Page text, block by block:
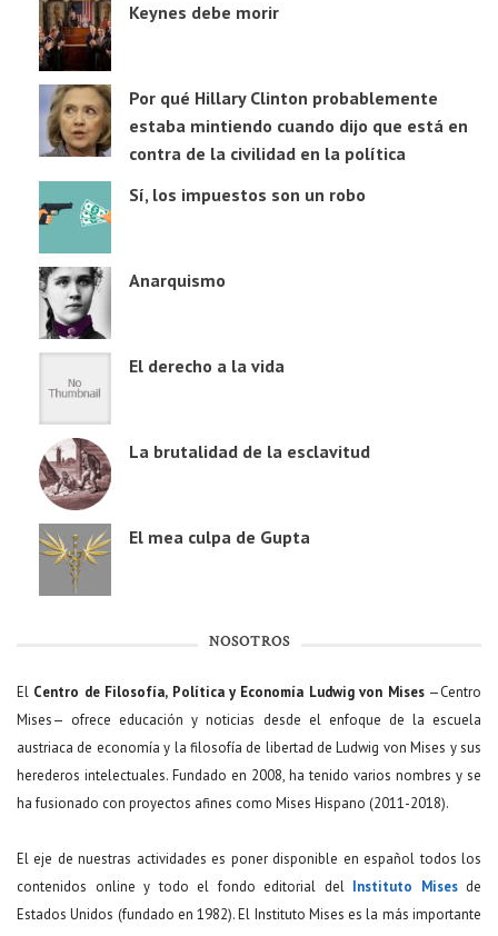
Keynes debe morir
Por qué Hillary Clinton probablemente
estaba mintiendo cuando dijo que está en
contra de la civilidad en la política
Sí, los impuestos son un robo
Anarquismo
El derecho a la vida
La brutalidad de la esclavitud
El mea culpa de Gupta
NOSOTROS
El Centro de Filosofía, Política y Economía Ludwig von Mises—Centro
Mises— ofrece educación y noticias desde el enfoque de la escuela
austriaca de economía y la filosofía de libertad de Ludwig von Mises y sus
herederos intelectuales. Fundado en 2008, ha tenido varios nombres y se
ha fusionado con proyectos afines como Mises Hispano (2011-2018).
El eje de nuestras actividades es poner disponible en español todos los
contenidos online y todo el fondo editorial del Instituto Misesde
Estados Unidos (fundado en 1982). El Instituto Mises es la más importante